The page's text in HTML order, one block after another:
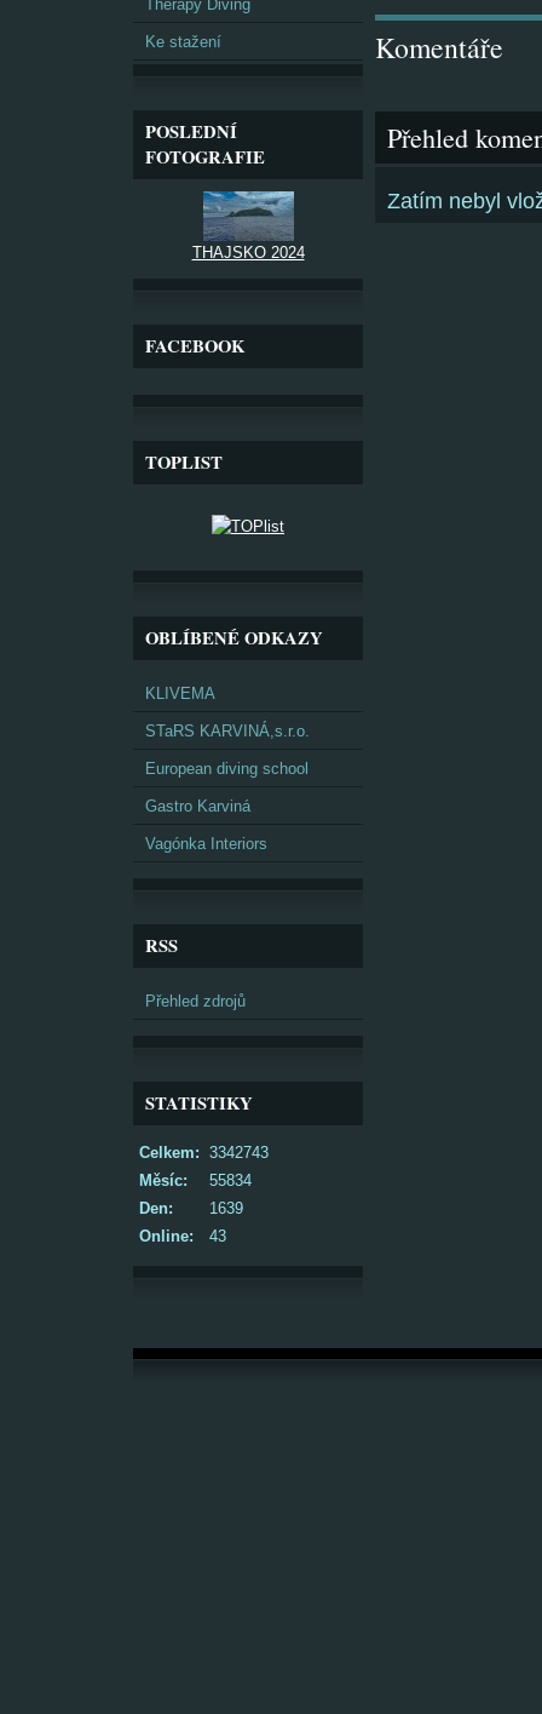
Therapy Diving
Ke stažení
POSLEDNÍ
FOTOGRAFIE
THAJSKO 2024
FACEBOOK
TOPLIST
OBLÍBENÉ ODKAZY
KLIVEMA
STaRS KARVINÁ,s.r.o.
European diving school
Gastro Karviná
Vagónka Interiors
RSS
Přehled zdrojů
STATISTIKY
Online: 43
Celkem: 3342743
Měsíc:
55834
Den:
1639
Komentáře
Přehled
Zatím nebyl